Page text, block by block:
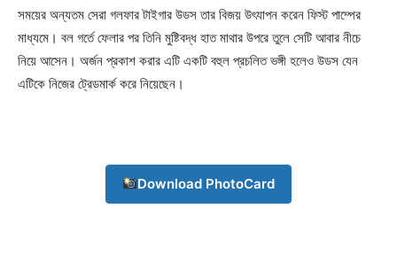
সময়ের অন্যতম সেরা গলফার টাইগার উডস তার বিজয় উৎযাপন করেন ফিস্ট পাম্পের
মাধ্যমে। বল গর্তে ফেলার পর তিনি মুষ্টিবদ্ধ হাত মাথার উপরে তুলে সেটি আবার নীচে
নিয়ে আসেন। অর্জন প্রকাশ করার এটি একটি বহুল প্রচলিত ভঙ্গী হলেও উডস যেন
এটিকে নিজের ট্রেডমার্ক করে নিয়েছেন।
Download PhotoCard